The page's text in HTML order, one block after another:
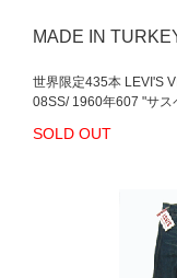
MADE IN
世界限定435本 LEVI'S
08SS/ 1960年607 "サス
SOLD OUT